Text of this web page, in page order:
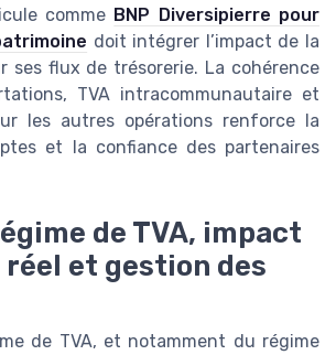
comme BNP Diversipierre pour
doit intégrer l’impact de la
ses flux de trésorerie. La cohérence
TVA intracommunautaire et
les autres opérations renforce la
et la confiance des partenaires
de TVA, impact
et gestion des
de TVA, et notamment du régime